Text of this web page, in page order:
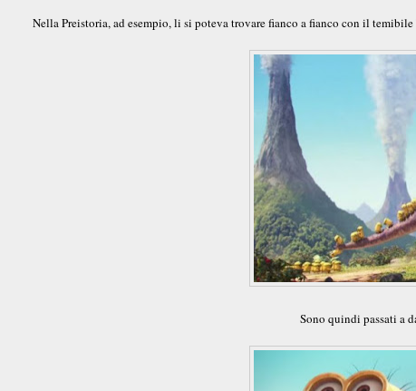
Nella Preistoria, ad esempio, li si poteva trovare fianco a fianco con il temibile
Sono quindi passati a